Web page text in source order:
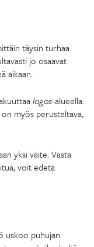
täysin turhaa
jo osaavat
aikaan.
logos-alueella.
myös perusteltava,
yksi väite. Vasta
voit edetä
uskoo puhujan